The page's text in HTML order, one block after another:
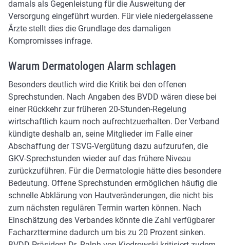
damals als Gegenleistung für die Ausweitung der
Versorgung eingeführt wurden. Für viele niedergelassene
Ärzte stellt dies die Grundlage des damaligen
Kompromisses infrage.
Warum Dermatologen Alarm schlagen
Besonders deutlich wird die Kritik bei den offenen
Sprechstunden. Nach Angaben des BVDD wären diese bei
einer Rückkehr zur früheren 20-Stunden-Regelung
wirtschaftlich kaum noch aufrechtzuerhalten. Der Verband
kündigte deshalb an, seine Mitglieder im Falle einer
Abschaffung der TSVG-Vergütung dazu aufzurufen, die
GKV-Sprechstunden wieder auf das frühere Niveau
zurückzuführen. Für die Dermatologie hätte dies besondere
Bedeutung. Offene Sprechstunden ermöglichen häufig die
schnelle Abklärung von Hautveränderungen, die nicht bis
zum nächsten regulären Termin warten können. Nach
Einschätzung des Verbandes könnte die Zahl verfügbarer
Facharzttermine dadurch um bis zu 20 Prozent sinken.